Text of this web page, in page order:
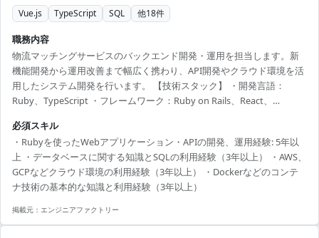
Vue.js TypeScript SQL 他18件
職務内容
物流マッチングサービスのバックエンド開発・運用を担当します。新
機能開発から運用改善まで幅広く携わり、API開発やクラウド環境を活
用したシステム開発を行います。 【技術スタック】 ・開発言語：
Ruby、TypeScript ・フレームワーク：Ruby on Rails、React、
フラ：AWS ・コンテナ：Docker ・データベース：RDS/Aurora、
DynamoDB ・CI/CD：CircleCI、GitHub Actions、CodeBuild ・バージ
ョン管理：Git、GitHub ・AIツール：Clau...
必須スキル
・Rubyを使ったWebアプリケーション・APIの開発、運用経験: 5年以
上 ・データベースに関する知識とSQLの利用経験（3年以上） ・AWS、
GCPなどクラウド環境の利用経験（3年以上） ・Dockerなどのコンテ
ナ技術の基本的な知識と利用経験（3年以上）
掲載元： エンジニアファクトリー